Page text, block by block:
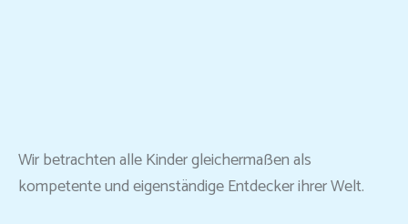
Wir betrachten alle Kinder gleichermaßen als
kompetente und eigenständige Entdecker ihrer Welt.